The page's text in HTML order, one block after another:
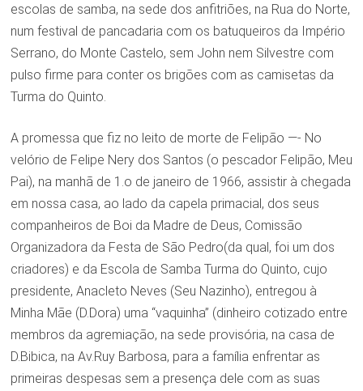
escolas de samba, na sede dos anfitriões, na Rua do Norte,
num festival de pancadaria com os batuqueiros da Império
Serrano, do Monte Castelo, sem John nem Silvestre com
pulso firme para conter os brigões com as camisetas da
Turma do Quinto.
A promessa que fiz no leito de morte de Felipão —- No
velório de Felipe Nery dos Santos (o pescador Felipão, Meu
Pai), na manhã de 1.o de janeiro de 1966, assistir à chegada
em nossa casa, ao lado da capela primacial, dos seus
companheiros de Boi da Madre de Deus, Comissão
Organizadora da Festa de São Pedro(da qual, foi um dos
criadores) e da Escola de Samba Turma do Quinto, cujo
presidente, Anacleto Neves (Seu Nazinho), entregou à
Minha Mãe (D.Dora) uma “vaquinha” (dinheiro cotizado entre
membros da agremiação, na sede provisória, na casa de
D.Bibica, na Av.Ruy Barbosa, para a família enfrentar as
primeiras despesas sem a presença dele com as suas